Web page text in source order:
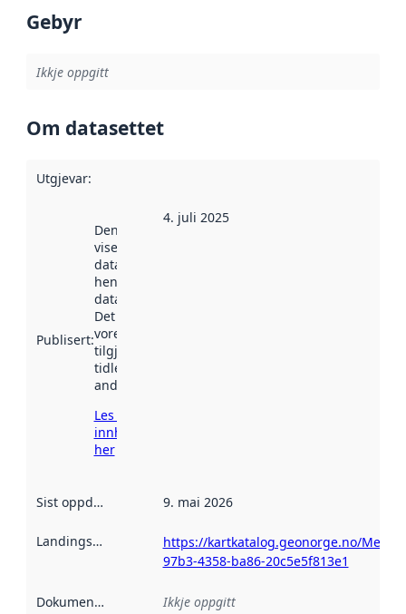
Gebyr
Ikkje oppgitt
Om datasettet
Utgjevar:
Publisert:
Denne datoen
viser når
datasettet vart
henta inn av
data.norge.no.
Det kan ha
vore
tilgjengeleg
tidlegare
andre stader.
Les meir om
innhenting
her
4. juli 2025
Sist oppdatert 9. mai 2026
Landingsside
https://kartkatalog.geonorge.no/
97b3-4358-ba86-20c5e5f813e1
Dokumentasjon Ikkje oppgitt